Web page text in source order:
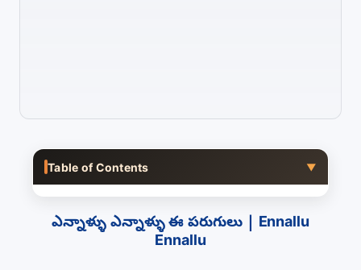
Table of Contents ▼
ఎన్నాళ్ళు ఎన్నాళ్ళు ఈ పరుగులు | Ennallu
Ennallu